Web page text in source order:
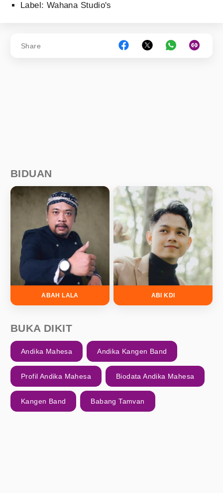
Label: Wahana Studio's
Share
BIDUAN
ABAH LALA ABI KDI
BUKA DIKIT
Andika Mahesa Andika Kangen Band
Profil Andika Mahesa Biodata Andika Mahesa
Kangen Band Babang Tamvan